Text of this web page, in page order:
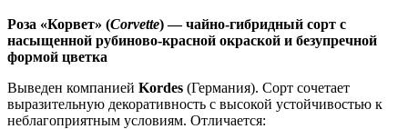
Роза «Корвет» (Corvette) — чайно‑гибридный сорт с
насыщенной рубиново‑красной окраской и безупречной
формой цветка
Выведен компанией Kordes (Германия). Сорт сочетает
выразительную декоративность с высокой устойчивостью к
неблагоприятным условиям. Отличается: